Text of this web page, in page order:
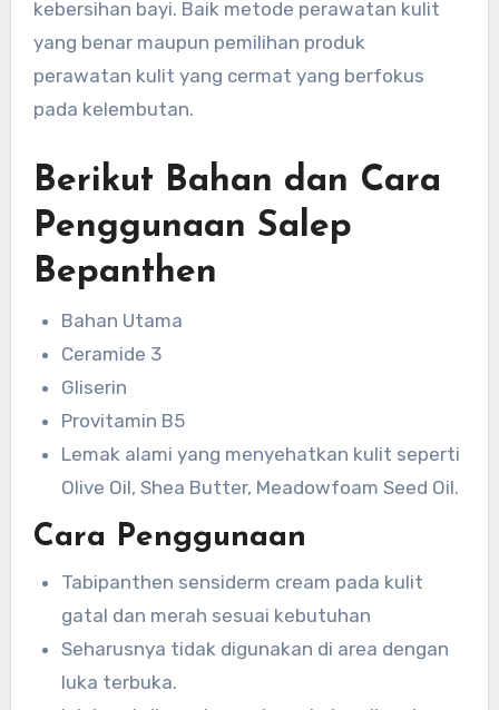
kebersihan bayi. Baik metode perawatan kulit
yang benar maupun pemilihan produk
perawatan kulit yang cermat yang berfokus
pada kelembutan.
Berikut Bahan dan Cara
Penggunaan Salep
Bepanthen
Bahan Utama
Ceramide 3
Gliserin
Provitamin B5
Lemak alami yang menyehatkan kulit seperti
Olive Oil, Shea Butter, Meadowfoam Seed Oil.
Cara Penggunaan
Tabipanthen sensiderm cream pada kulit
gatal dan merah sesuai kebutuhan
Seharusnya tidak digunakan di area dengan
luka terbuka.